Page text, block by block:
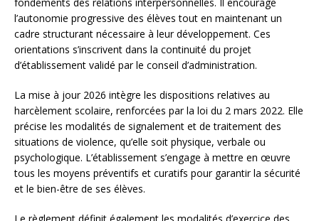
l’autonomie progressive des élèves tout en maintenant un
cadre structurant nécessaire à leur développement. Ces
orientations s’inscrivent dans la continuité du projet
d’établissement validé par le conseil d’administration.
La mise à jour 2026 intègre les dispositions relatives au
harcèlement scolaire, renforcées par la loi du 2 mars 2022. Elle
précise les modalités de signalement et de traitement des
situations de violence, qu’elle soit physique, verbale ou
psychologique. L’établissement s’engage à mettre en œuvre
tous les moyens préventifs et curatifs pour garantir la sécurité
et le bien-être de ses élèves.